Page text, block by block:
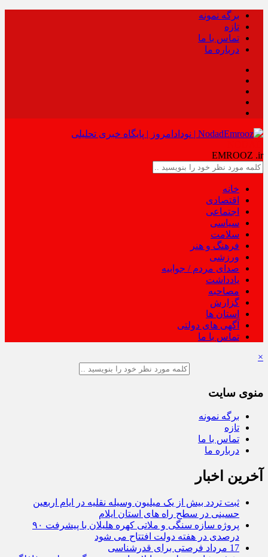
برگه نمونه
تازه
تماس با ما
درباره ما
EMROOZ .ir
خانه
اقتصادی
اجتماعی
سیاسی
سلامت
فرهنگ و هنر
ورزشی
صدای مردم / جوابیه
یادداشت
مصاحبه
گزارش
استان ها
آگهی های دولتی
تماس با ما
×
منوی سایت
برگه نمونه
تازه
تماس با ما
درباره ما
آخرین اخبار
ثبت تردد بیش از یک میلیون وسیله نقلیه در ایام اربعین
حسینی در سطح راه‌ های استان ایلام
پروژه سازه سنگی و ملاتی کهره هلیلان با پیشرفت ۹۰
درصدی در هفته دولت افتتاح می شود
17 مرداد فرصتی برای قدرشناسی